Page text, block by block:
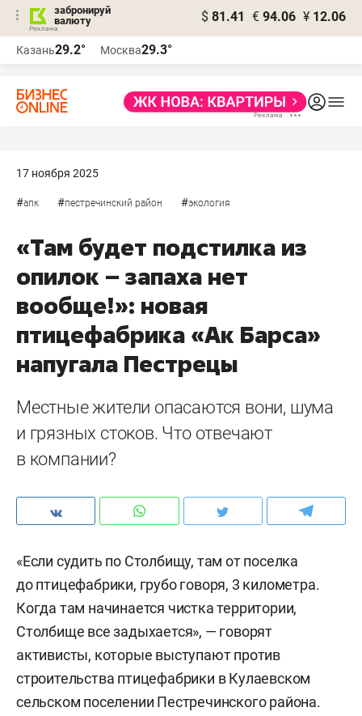
забронируй
валюту
$ 81.41 € 94.06 ¥ 12.06
Казань29.2° Москва29.3°
17 ноября 2025
#апк #пестречинский район #экология
«Там будет подстилка из
опилок – запаха нет
вообще!»: новая
птицефабрика «Ак Барса»
напугала Пестрецы
Местные жители опасаются вони, шума
и грязных стоков. Что отвечают
в компании?
«Если судить по Столбищу, там от поселка
до птицефабрики, грубо говоря, 3 километра.
Когда там начинается чистка территории,
Столбище все задыхается», — говорят
активисты, которые выступают против
строительства птицефабрики в Кулаевском
сельском поселении Пестречинского района.